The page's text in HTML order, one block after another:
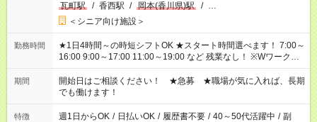
瓦町駅
/ 香西駅 / 岡本(香川県)駅 / …
＜シニア向け施設＞
勤務時間
★1日4時間～の時短シフトOK ★スタート時間選べます！ 7:00～
16:00 9:00～17:00 11:00～19:00 など 残業なし！ ※Wワークの
場合、他のお仕事と合わせ週40時間超の就業はご案内できませ
ん ※法令に基づき、週20時間以上勤務は社会保険への加入対象
となります ※労働者派遣法（日雇い派遣の原則禁止）により、
短時間・短期間の就業はご案内が難しい場合があります
期間
開始日はご相談ください！ ★急募 ★職場が気に入れば、長期
でも働けます！
特徴 週1日からOK / 日払いOK / 履歴書不要 / 40～50代活躍中 / 副